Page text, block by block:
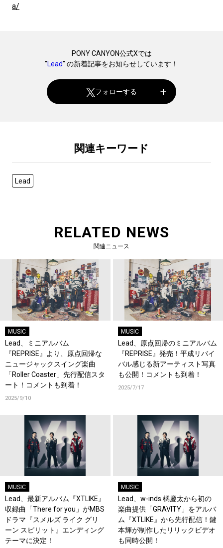
a/
PONY CANYON公式Xでは
"Lead" の新着記事をお知らせしています！
フォローする
関連キーワード
Lead
RELATED NEWS
関連ニュース
MUSIC
Lead、ミニアルバム
『REPRISE』より、原点回帰な
ニュージャックスイング楽曲
「Roller Coaster」先行配信スタ
ート！コメントも到着！
2025/9/10
MUSIC
Lead、原点回帰のミニアルバム
『REPRISE』発売！平成リバイ
バル感じる新アーティスト写真
も公開！コメントも到着！
2025/7/17
MUSIC
Lead、最新アルバム『XTLIKE』
収録曲「There for you」がMBS
ドラマ『スメルズ ライク グリ
ーン スピリット』エンディング
テーマに決定！
MUSIC
Lead、w-inds.橘慶太から初の
楽曲提供「GRAVITY」をアルバ
ム『XTLIKE』から先行配信！鍵
本輝が制作したリリックビデオ
も同時公開！